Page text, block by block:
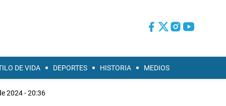
DE VIDA DEPORTES HISTORIA MEDIOS
2024 - 20:36